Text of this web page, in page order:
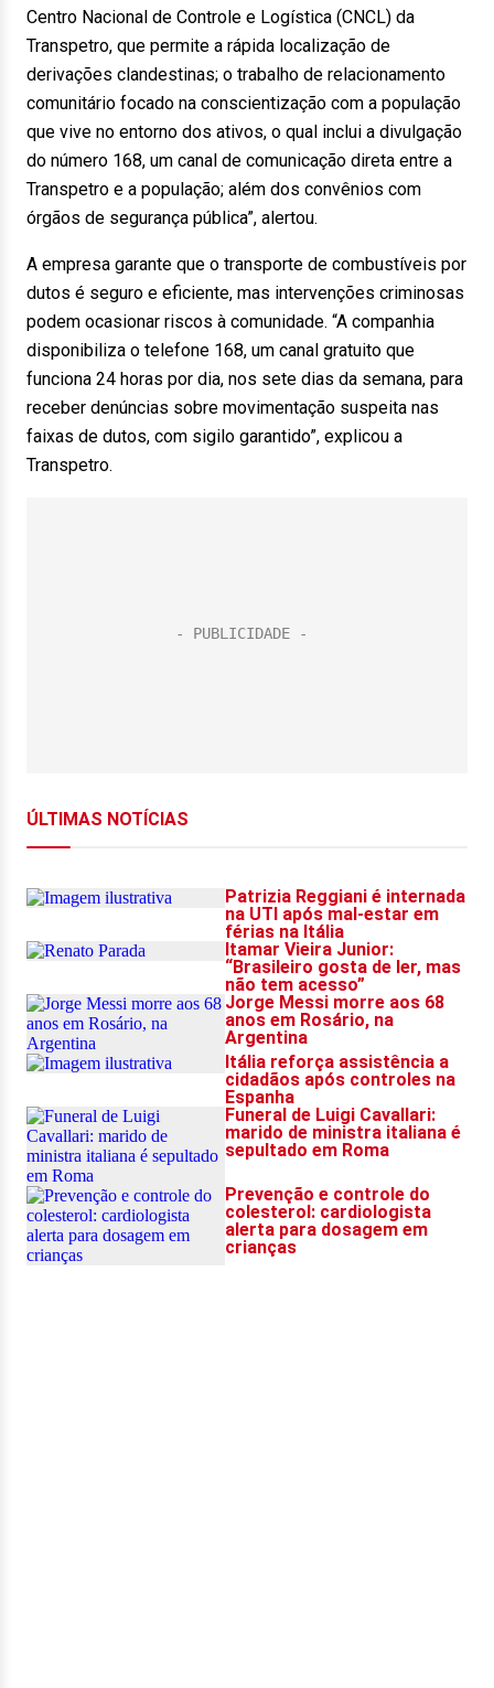
Centro Nacional de Controle e Logística (CNCL) da
Transpetro, que permite a rápida localização de
derivações clandestinas; o trabalho de relacionamento
comunitário focado na conscientização com a população
que vive no entorno dos ativos, o qual inclui a divulgação
do número 168, um canal de comunicação direta entre a
Transpetro e a população; além dos convênios com
órgãos de segurança pública”, alertou.
A empresa garante que o transporte de combustíveis por
dutos é seguro e eficiente, mas intervenções criminosas
podem ocasionar riscos à comunidade. “A companhia
disponibiliza o telefone 168, um canal gratuito que
funciona 24 horas por dia, nos sete dias da semana, para
receber denúncias sobre movimentação suspeita nas
faixas de dutos, com sigilo garantido”, explicou a
Transpetro.